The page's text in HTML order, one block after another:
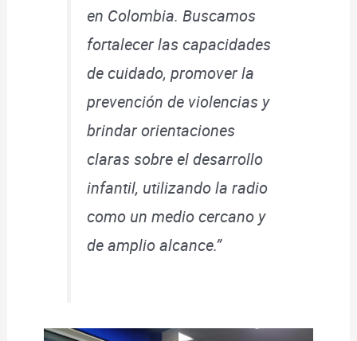
en Colombia. Buscamos
fortalecer las capacidades
de cuidado, promover la
prevención de violencias y
brindar orientaciones
claras sobre el desarrollo
infantil, utilizando la radio
como un medio cercano y
de amplio alcance.”